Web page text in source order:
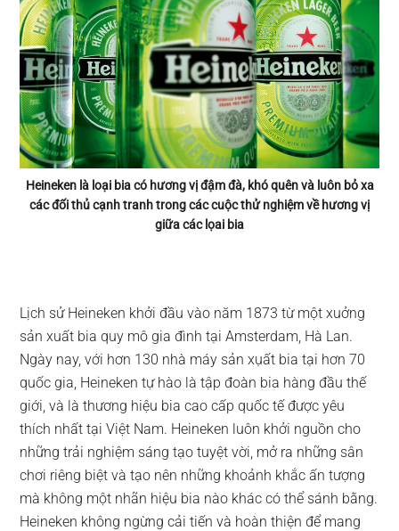
Heineken là loại bia có hương vị đậm đà, khó quên và luôn bỏ xa
các đối thủ cạnh tranh trong các cuộc thử nghiệm về hương vị
giữa các lọai bia
Lịch sử Heineken khởi đầu vào năm 1873 từ một xuởng
sản xuất bia quy mô gia đình tại Amsterdam, Hà Lan.
Ngày nay, với hơn 130 nhà máy sản xụất bia tại hơn 70
quốc gia, Heineken tự hào là tập đoàn bia hàng đầu thế
giới, và là thương hiệu bia cao cấp quốc tế được yêu
thích nhất tại Việt Nam. Heineken luôn khởi nguồn cho
những trải nghiệm sáng tạo tuyệt vời, mở ra những sân
chơi riêng biệt và tạo nên những khoảnh khắc ấn tượng
mà không một nhãn hiệu bia nào khác có thể sánh bằng.
Heineken không ngừng cải tiến và hoàn thiện để mang